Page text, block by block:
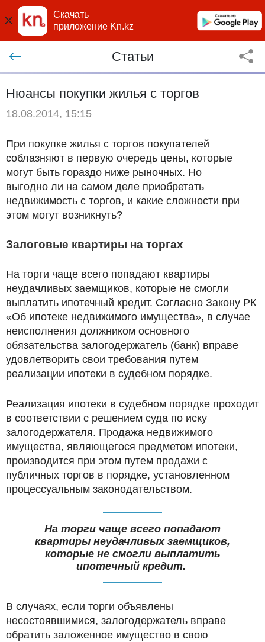
Скачать
приложение Kn.kz
Статьи
Нюансы покупки жилья с торгов
18.08.2014, 15:15
При покупке жилья с торгов покупателей
соблазняют в первую очередь цены, которые
могут быть гораздо ниже рыночных. Но
выгодно ли на самом деле приобретать
недвижимость с торгов, и какие сложности при
этом могут возникнуть?
Залоговые квартиры на торгах
На торги чаще всего попадают квартиры
неудачливых заемщиков, которые не смогли
выплатить ипотечный кредит. Согласно Закону РК
«Об ипотеке недвижимого имущества», в случае
неисполнения должником основного
обязательства залогодержатель (банк) вправе
удовлетворить свои требования путем
реализации ипотеки в судебном порядке.
Реализация ипотеки в судебном порядке проходит
в соответствии с решением суда по иску
залогодержателя. Продажа недвижимого
имущества, являющегося предметом ипотеки,
производится при этом путем продажи с
публичных торгов в порядке, установленном
процессуальным законодательством.
На торги чаще всего попадают
квартиры неудачливых заемщиков,
которые не смогли выплатить
ипотечный кредит.
В случаях, если торги объявлены
несостоявшимися, залогодержатель вправе
обратить заложенное имущество в свою